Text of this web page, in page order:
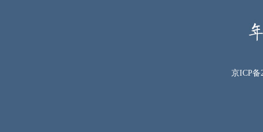
京ICP备